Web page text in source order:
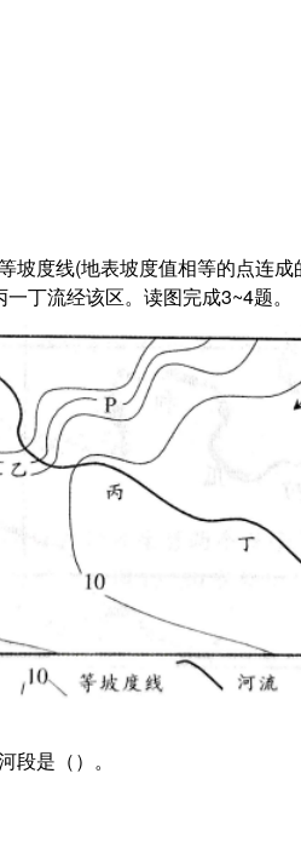
坡度线(地表坡度值相等的点连
丁流经该区。读图完成3~4题。
段是（）。